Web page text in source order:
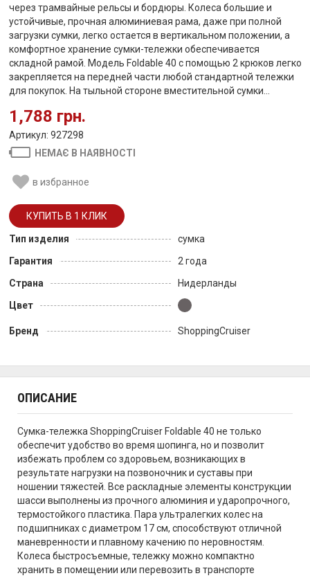
через трамвайные рельсы и бордюры. Колеса большие и
устойчивые, прочная алюминиевая рама, даже при полной
загрузки сумки, легко остается в вертикальном положении, а
комфортное хранение сумки-тележки обеспечивается
складной рамой. Модель Foldable 40 с помощью 2 крюков легко
закрепляется на передней части любой стандартной тележки
для покупок. На тыльной стороне вместительной сумки...
1,788 грн.
Артикул: 927298
НЕМАЄ В НАЯВНОСТІ
в избранное
Тип изделия
сумка
Гарантия
2 года
Страна
Нидерланды
Цвет
Бренд ShoppingCruiser
ОПИСАНИЕ
Сумка-тележка ShoppingCruiser Foldable 40 не только
обеспечит удобство во время шопинга, но и позволит
избежать проблем со здоровьем, возникающих в
результате нагрузки на позвоночник и суставы при
ношении тяжестей. Все раскладные элементы конструкции
шасси выполнены из прочного алюминия и ударопрочного,
термостойкого пластика. Пара ультралегких колес на
подшипниках с диаметром 17 см, способствуют отличной
маневренности и плавному качению по неровностям.
Колеса быстросъемные, тележку можно компактно
хранить в помещении или перевозить в транспорте